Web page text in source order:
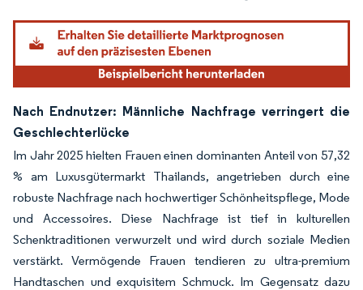
Nach Endnutzer: Männliche Nachfrage verringert die
Geschlechterlücke
Im Jahr 2025 hielten Frauen einen dominanten Anteil von 57,32
% am Luxusgütermarkt Thailands, angetrieben durch eine
robuste Nachfrage nach hochwertiger Schönheitspflege, Mode
und Accessoires. Diese Nachfrage ist tief in kulturellen
Schenktraditionen verwurzelt und wird durch soziale Medien
verstärkt. Vermögende Frauen tendieren zu ultra-premium
Handtaschen und exquisitem Schmuck. Im Gegensatz dazu